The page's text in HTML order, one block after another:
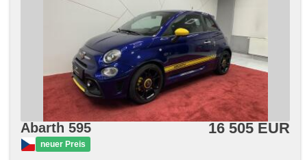
Abarth 595
neuer Preis
16 505 EUR